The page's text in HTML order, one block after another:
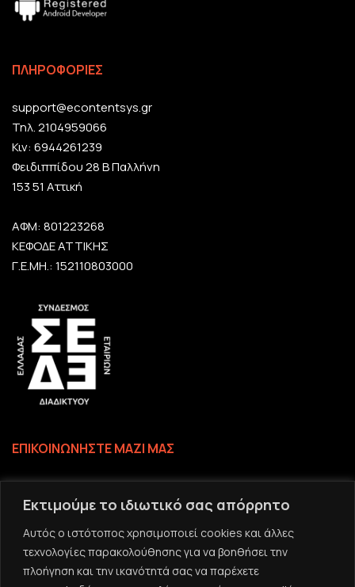
Εκτιμούμε το ιδιωτικό σας απόρρητο
Αυτός ο ιστότοπος χρησιμοποιεί cookies και άλλες
τεχνολογίες παρακολούθησης για να βοηθήσει την
πλοήγηση και την ικανότητά σας να παρέχετε
ΠΛΗΡΟΦΟΡΙΕΣ
support@econtentsys.gr
Τηλ. 2104959066
Κιν: 6944261239
Φειδιππίδου 28 Β Παλλήνη
153 51 Αττική
ΑΦΜ: 801223268
ΚΕΦΟΔΕ ΑΤΤΙΚΗΣ
Γ.Ε.ΜΗ.: 152110803000
ΕΠΙΚΟΙΝΩΝΗΣΤΕ ΜΑΖΙ ΜΑΣ
Επικοινωνία
Το email σας